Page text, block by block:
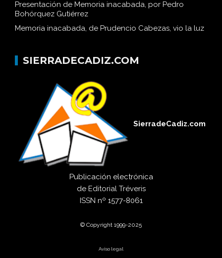
Presentación de Memoria inacabada, por Pedro
Bohórquez Gutiérrez
Memoria inacabada, de Prudencio Cabezas, vio la luz
SIERRADECADIZ.COM
SierradeCadiz.com
Publicación electrónica
de Editorial Tréveris
ISSN nº 1577-8061
© Copyright 1999-2025
Aviso legal